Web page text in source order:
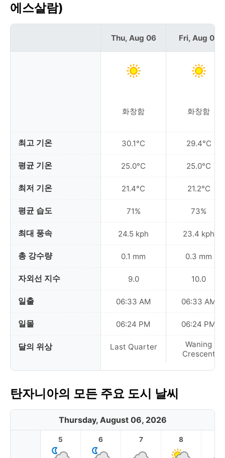
에스살람)
최고 기온
평균 기온
최저 기온
평균 습도
최대 풍속
총 강수량
자외선 지수
일출
일몰
달의 위상
Thu, Aug 06
화창함
30.1°C
25.0°C
21.4°C
71%
24.5 kph
0.1 mm
9.0
06:33 AM
06:24 PM
Last Quarter
Fri, Aug 07
화창함
29.4°C
25.0°C
21.2°C
73%
23.4 kph
0.3 mm
10.0
06:33 AM
06:24 PM
Waning
Crescent
탄자니아의 모든 주요 도시 날씨
Thursday, August 06, 2026
5 6 7 8